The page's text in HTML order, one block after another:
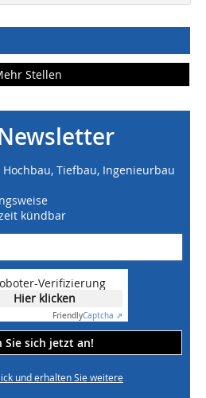
Stellen
Tiefbau, Ingenieurbau
kündbar
Verifizierung
Hier klicken
FriendlyCaptcha ⇗
Sie sich jetzt an!
und erhalten Sie weitere